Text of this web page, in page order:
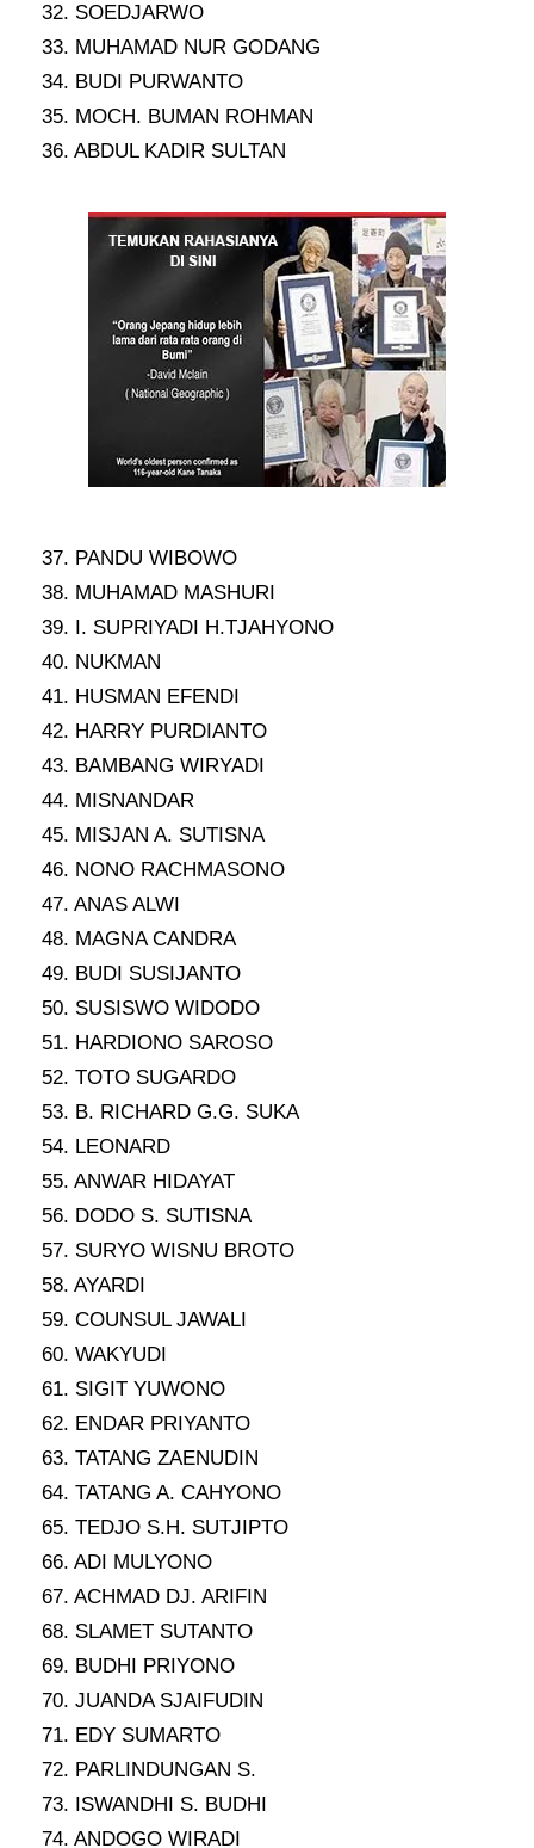
32. SOEDJARWO
33. MUHAMAD NUR GODANG
34. BUDI PURWANTO
35. MOCH. BUMAN ROHMAN
36. ABDUL KADIR SULTAN
37. PANDU WIBOWO
38. MUHAMAD MASHURI
39. I. SUPRIYADI H.TJAHYONO
40. NUKMAN
41. HUSMAN EFENDI
42. HARRY PURDIANTO
43. BAMBANG WIRYADI
44. MISNANDAR
45. MISJAN A. SUTISNA
46. NONO RACHMASONO
47. ANAS ALWI
48. MAGNA CANDRA
49. BUDI SUSIJANTO
50. SUSISWO WIDODO
51. HARDIONO SAROSO
52. TOTO SUGARDO
53. B. RICHARD G.G. SUKA
54. LEONARD
55. ANWAR HIDAYAT
56. DODO S. SUTISNA
57. SURYO WISNU BROTO
58. AYARDI
59. COUNSUL JAWALI
60. WAKYUDI
61. SIGIT YUWONO
62. ENDAR PRIYANTO
63. TATANG ZAENUDIN
64. TATANG A. CAHYONO
65. TEDJO S.H. SUTJIPTO
66. ADI MULYONO
67. ACHMAD DJ. ARIFIN
68. SLAMET SUTANTO
69. BUDHI PRIYONO
70. JUANDA SJAIFUDIN
71. EDY SUMARTO
72. PARLINDUNGAN S.
73. ISWANDHI S. BUDHI
74. ANDOGO WIRADI